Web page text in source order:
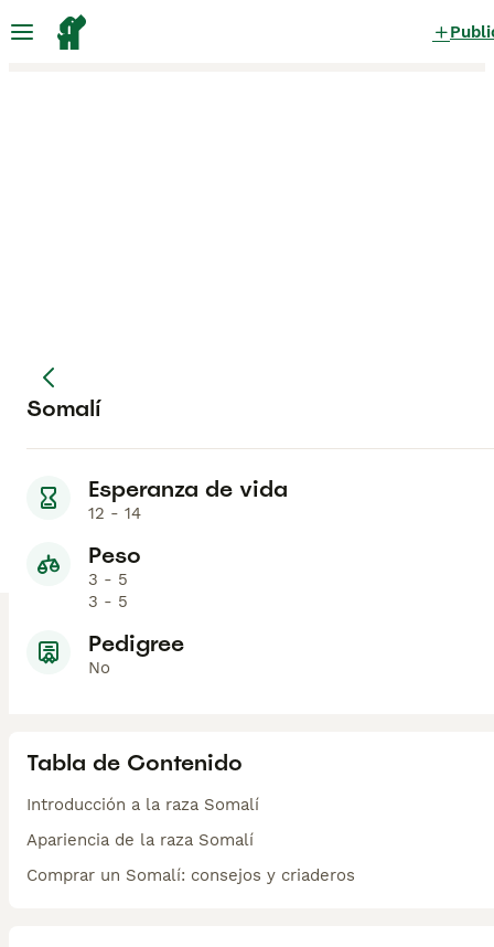
Somalí
Esperanza de vida
12 - 14
Peso
3 - 5
3 - 5
Pedigree
No
Tabla de Contenido
Introducción a la raza Somalí
Apariencia de la raza Somalí
Comprar un Somalí: consejos y criaderos